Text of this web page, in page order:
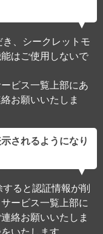
、シークレットモ
はご使用しないで
ビス一覧上部にあ
お願いいたしま
されるようになり
ると認証情報が削
ービス一覧上部に
絡お願いいたしま